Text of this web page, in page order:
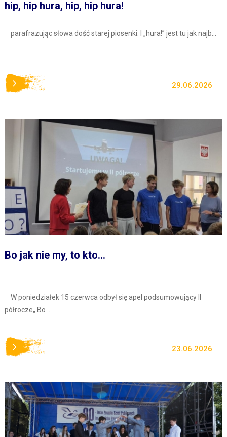
29.06.2026
hip, hip hura, hip, hip hura!
parafrazując słowa dość starej piosenki. I „hura!” jest tu jak najb...
23.06.2026
Bo jak nie my, to kto...
W poniedziałek 15 czerwca odbył się apel podsumowujący II
półrocze„ Bo ...